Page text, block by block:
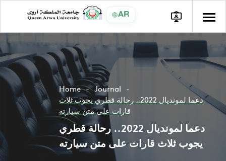
AR
Home
Journal
دعما لمونديال 2022.. رحالة قطري يجوب ثلاث
قارات على متن سيارته
دعما لمونديال 2022.. رحالة قطري
يجوب ثلاث قارات على متن سيارته